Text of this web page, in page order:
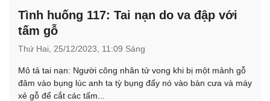
Tình huống 117: Tai nạn do va đập với
tấm gỗ
Thứ Hai, 25/12/2023, 11:09 Sáng
Mô tả tai nạn: Người công nhân tử vong khi bị một mảnh gỗ
đâm vào bụng lúc anh ta tỳ bụng đẩy nó vào bàn cưa và máy
xẻ gỗ để cắt các tấm...